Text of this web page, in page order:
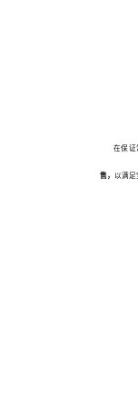
在保证
售， 以满足